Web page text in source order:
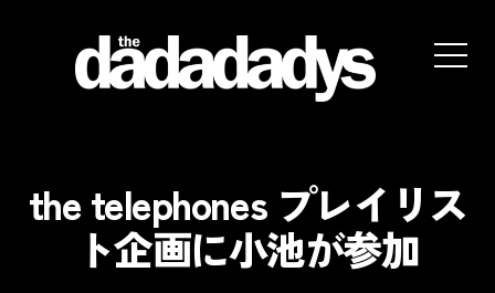
website
the telephones プレイリス
ト企画に小池が参加